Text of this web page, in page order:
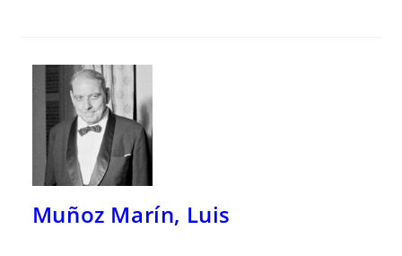
Muñoz Marín, Luis